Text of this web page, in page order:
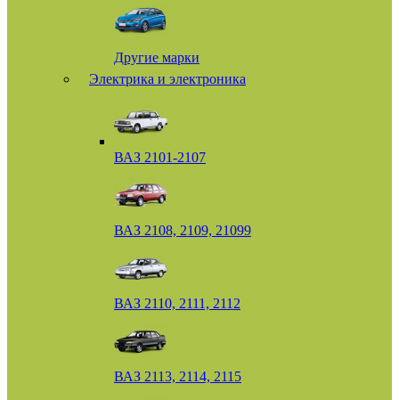
Другие марки
Электрика и электроника
ВАЗ 2101-2107
ВАЗ 2108, 2109, 21099
ВАЗ 2110, 2111, 2112
ВАЗ 2113, 2114, 2115